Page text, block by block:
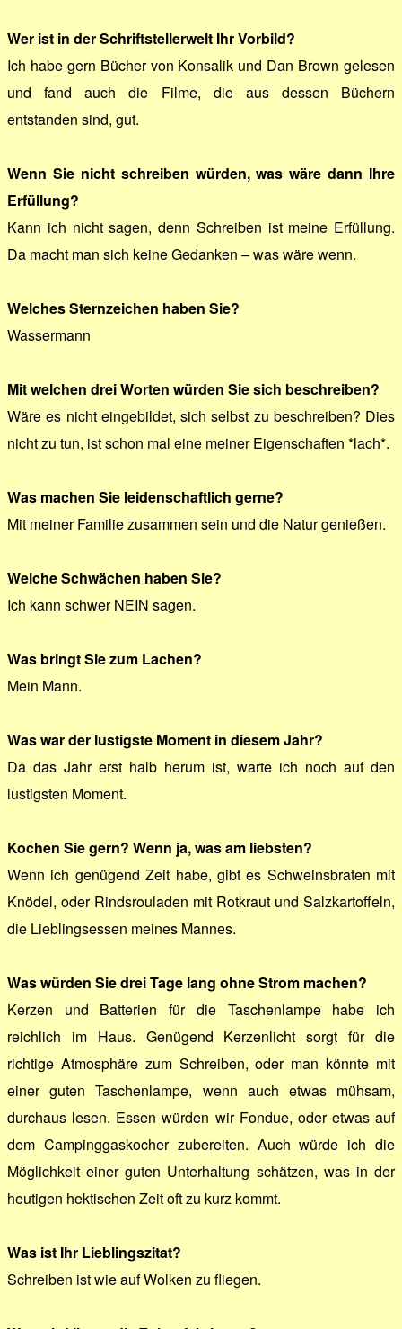
Wer ist in der Schriftstellerwelt Ihr Vorbild?
Ich habe gern Bücher von Konsalik und Dan Brown gelesen
und fand auch die Filme, die aus dessen Büchern
entstanden sind, gut.
Wenn Sie nicht schreiben würden, was wäre dann Ihre
Erfüllung?
Kann ich nicht sagen, denn Schreiben ist meine Erfüllung.
Da macht man sich keine Gedanken – was wäre wenn.
Welches Sternzeichen haben Sie?
Wassermann
Mit welchen drei Worten würden Sie sich beschreiben?
Wäre es nicht eingebildet, sich selbst zu beschreiben? Dies
nicht zu tun, ist schon mal eine meiner Eigenschaften *lach*.
Was machen Sie leidenschaftlich gerne?
Mit meiner Familie zusammen sein und die Natur genießen.
Welche Schwächen haben Sie?
Ich kann schwer NEIN sagen.
Was bringt Sie zum Lachen?
Mein Mann.
Was war der lustigste Moment in diesem Jahr?
Da das Jahr erst halb herum ist, warte ich noch auf den
lustigsten Moment.
Kochen Sie gern? Wenn ja, was am liebsten?
Wenn ich genügend Zeit habe, gibt es Schweinsbraten mit
Knödel, oder Rindsrouladen mit Rotkraut und Salzkartoffeln,
die Lieblingsessen meines Mannes.
Was würden Sie drei Tage lang ohne Strom machen?
Kerzen und Batterien für die Taschenlampe habe ich
reichlich im Haus. Genügend Kerzenlicht sorgt für die
richtige Atmosphäre zum Schreiben, oder man könnte mit
einer guten Taschenlampe, wenn auch etwas mühsam,
durchaus lesen. Essen würden wir Fondue, oder etwas auf
dem Campinggaskocher zubereiten. Auch würde ich die
Möglichkeit einer guten Unterhaltung schätzen, was in der
heutigen hektischen Zeit oft zu kurz kommt.
Was ist Ihr Lieblingszitat?
Schreiben ist wie auf Wolken zu fliegen.